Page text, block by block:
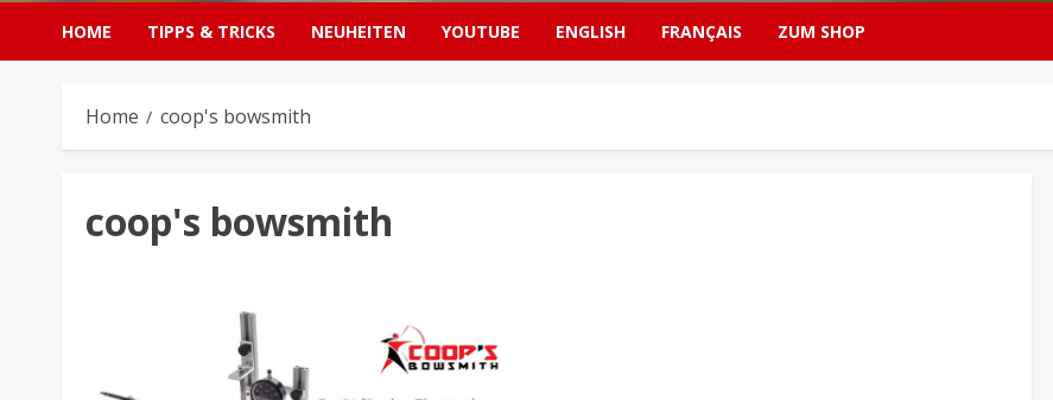
HOME TIPPS & TRICKS NEUHEITEN YOUTUBE ENGLISH FRANÇAIS ZUM SHOP
Home coop's bowsmith
coop's bowsmith